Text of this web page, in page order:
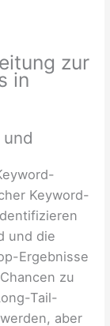
zur
in
Keyword-
und die
Ergebnisse
zu
Tail-
aber